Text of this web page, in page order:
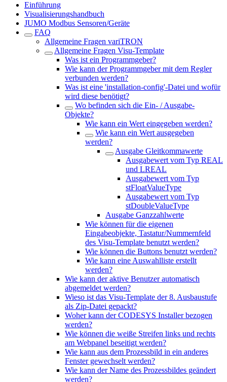
Einführung
Visualisierungshandbuch
JUMO Modbus Sensoren/Geräte
FAQ
Allgemeine Fragen variTRON
Allgemeine Fragen Visu-Template
Was ist ein Programmgeber?
Wie kann der Programmgeber mit dem Regler
verbunden werden?
Was ist eine 'installation-config'-Datei und wofür
wird diese benötigt?
Wo befinden sich die Ein- / Ausgabe-
Objekte?
Wie kann ein Wert eingegeben werden?
Wie kann ein Wert ausgegeben
werden?
Ausgabe Gleitkommawerte
Ausgabewert vom Typ REAL
und LREAL
Ausgabewert vom Typ
stFloatValueType
Ausgabewert vom Typ
stDoubleValueType
Ausgabe Ganzzahlwerte
Wie können für die eigenen
Eingabeobjekte, Tastatur/Nummernfeld
des Visu-Template benutzt werden?
Wie können die Buttons benutzt werden?
Wie kann eine Auswahlliste erstellt
werden?
Wie kann der aktive Benutzer automatisch
abgemeldet werden?
Wieso ist das Visu-Template der 8. Ausbaustufe
als Zip-Datei gepackt?
Woher kann der CODESYS Installer bezogen
werden?
Wie können die weiße Streifen links und rechts
am Webpanel beseitigt werden?
Wie kann aus dem Prozessbild in ein anderes
Fenster gewechselt werden?
Wie kann der Name des Prozessbildes geändert
werden?